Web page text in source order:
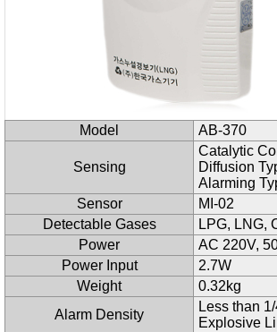
Model AB-370
Sensing
Catalytic
Diffusion
Alarming
Sensor
MI-02
Detectable Gases
LPG, LNG,
Power
AC 220V,
Power Input
2.7W
Weight
0.32kg
Alarm Density
Less than
Explosive